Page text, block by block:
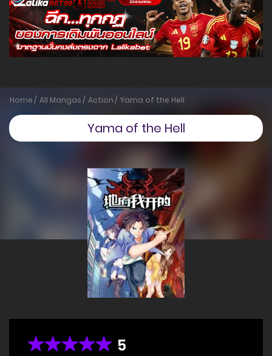
Home All Mangas Action Yama of the Hell
Yama of the Hell
5